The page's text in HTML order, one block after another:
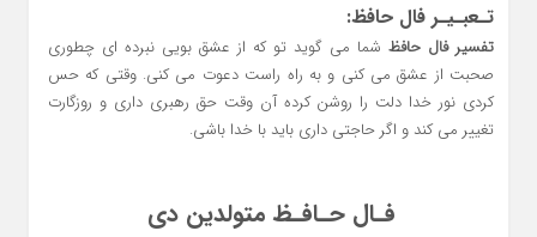
تـعبـیـر فال حافظ:
تفسیر فال حافظشما می گوید تو که از عشق بویی نبرده ای چطوری
صحبت از عشق می کنی و به راه راست دعوت می کنی. وقتی که حس
کردی نور خدا دلت را روشن کرده آن وقت حق رهبری داری و روزگارت
تغییر می کند و اگر حاجتی داری باید با خدا باشی.
فـال حـافـظ متولدین دی